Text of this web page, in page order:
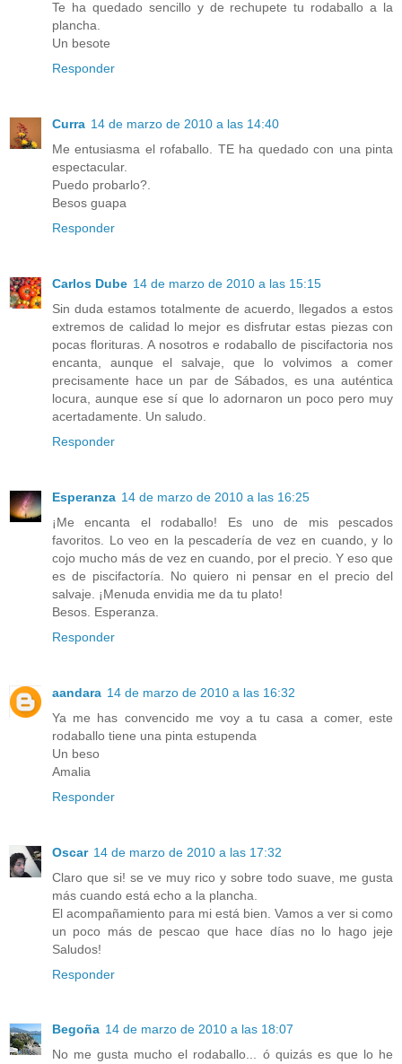
Te ha quedado sencillo y de rechupete tu rodaballo a la
plancha.
Un besote
Responder
Curra 14 de marzo de 2010 a las 14:40
Me entusiasma el rofaballo. TE ha quedado con una pinta
espectacular.
Puedo probarlo?.
Besos guapa
Responder
Carlos Dube 14 de marzo de 2010 a las 15:15
Sin duda estamos totalmente de acuerdo, llegados a estos
extremos de calidad lo mejor es disfrutar estas piezas con
pocas florituras. A nosotros e rodaballo de piscifactoria nos
encanta, aunque el salvaje, que lo volvimos a comer
precisamente hace un par de Sábados, es una auténtica
locura, aunque ese sí que lo adornaron un poco pero muy
acertadamente. Un saludo.
Responder
Esperanza 14 de marzo de 2010 a las 16:25
¡Me encanta el rodaballo! Es uno de mis pescados
favoritos. Lo veo en la pescadería de vez en cuando, y lo
cojo mucho más de vez en cuando, por el precio. Y eso que
es de piscifactoría. No quiero ni pensar en el precio del
salvaje. ¡Menuda envidia me da tu plato!
Besos. Esperanza.
Responder
aandara 14 de marzo de 2010 a las 16:32
Ya me has convencido me voy a tu casa a comer, este
rodaballo tiene una pinta estupenda
Un beso
Amalia
Responder
Oscar 14 de marzo de 2010 a las 17:32
Claro que si! se ve muy rico y sobre todo suave, me gusta
más cuando está echo a la plancha.
El acompañamiento para mi está bien. Vamos a ver si como
un poco más de pescao que hace días no lo hago jeje
Saludos!
Responder
Begoña 14 de marzo de 2010 a las 18:07
No me gusta mucho el rodaballo... ó quizás es que lo he